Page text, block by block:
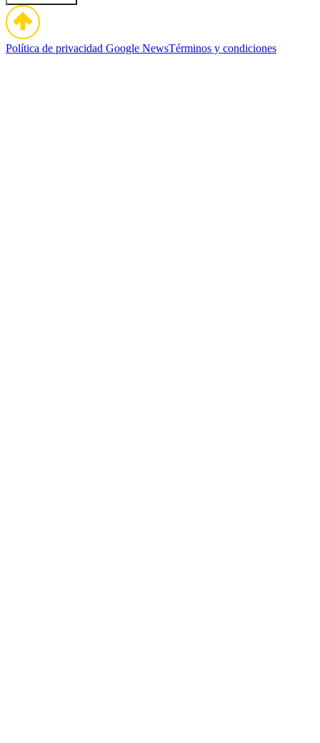
Política de privacidad Google NewsTérminos y condiciones